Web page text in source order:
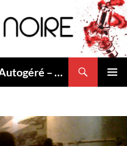
LA GUEULE NOIRE – Espace Autogéré – Saint Etienne